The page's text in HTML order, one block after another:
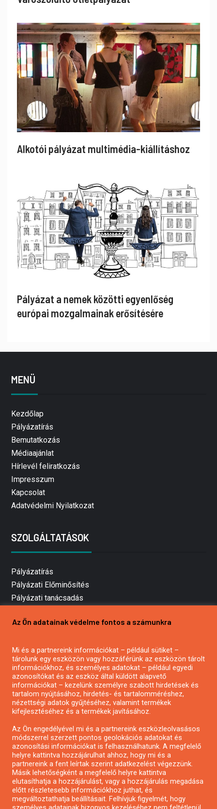
Alkotói pályázat multimédia-kiállításhoz
Pályázat a nemek közötti egyenlőség
európai mozgalmainak erősítésére
MENÜ
Kezdőlap
Pályázatírás
Bemutatkozás
Médiaajánlat
Hírlevél feliratkozás
Impresszum
Kapcsolat
Adatvédelmi Nyilatkozat
SZOLGÁLTATÁSOK
Pályázatírás
Pályázati Előminősítés
Pályázati tanácsadás
Mezőgazdasági pályázatírás
Pályázatírás civil szervezeteknek
Pályázatírás önkormányzatoknak
Pályázatfigyelés
Specifikus pályázatfigyelés vagy hírlevél
Pályázatok magánszemélyeknek
Pályázatok civil szervezeteknek
Pályázatok vállalkozásoknak
Önkormányzati pályázatok
Az Ön adatainak védelme fontos a számunkra
Mi és a partnereink információkat – például sütiket –
tárolunk egy eszközön vagy hozzáférünk az eszközön tárolt
információkhoz, és személyes adatokat – például egyedi
azonosítókat és az eszköz által küldött alapvető
információkat – kezelünk személyre szabott hirdetések és
tartalom nyújtásához, hirdetés- és tartalomméréshez,
nézettségi adatok gyűjtéséhez, valamint termékek
kifejlesztéséhez és a termékek javításához.
Az Ön engedélyével mi és a partnereink eszközleolvasásos
módszerrel szerzett pontos geolokációs adatokat és
azonosítási információkat is felhasználhatunk. A megfelelő
helyre kattintva hozzájárulhat ahhoz, hogy mi és a
partnereink a fent leírtak szerint adatkezelést végezzünk.
Másik lehetőségként a megfelelő helyre kattintva
elutasíthatja a hozzájárulást, vagy a hozzájárulás megadása
előtt részletesebb információkhoz juthat, és
megváltoztathatja beállításait. Felhívjuk figyelmét, hogy